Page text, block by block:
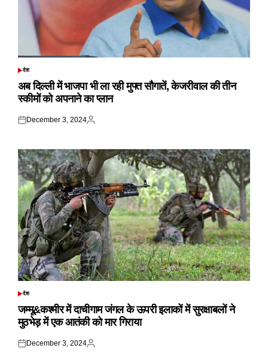
POSTED
देश
अब दिल्ली में भाजपा भी ला रही मुफ्त सौगातें, केजरीवाल की तीन
स्कीमों को अपनाने का प्लान
Posted
December 3, 2024
Posted
POSTED
देश
जम्मू&कश्मीर में दाचीगाम जंगल के ऊपरी इलाकों में सुरक्षाबलों ने
मुठभेड़ में एक आतंकी को मार गिराया
Posted
December 3, 2024
Posted